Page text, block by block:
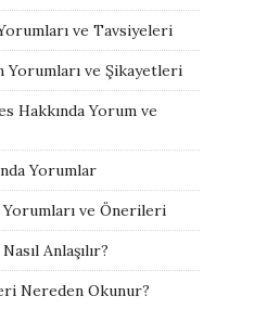
ve Tavsiyeleri
Yorumları ve Şikayetleri
Hakkında Yorum ve
Yorumlar
Yorumları ve Önerileri
Anlaşılır?
Nereden Okunur?